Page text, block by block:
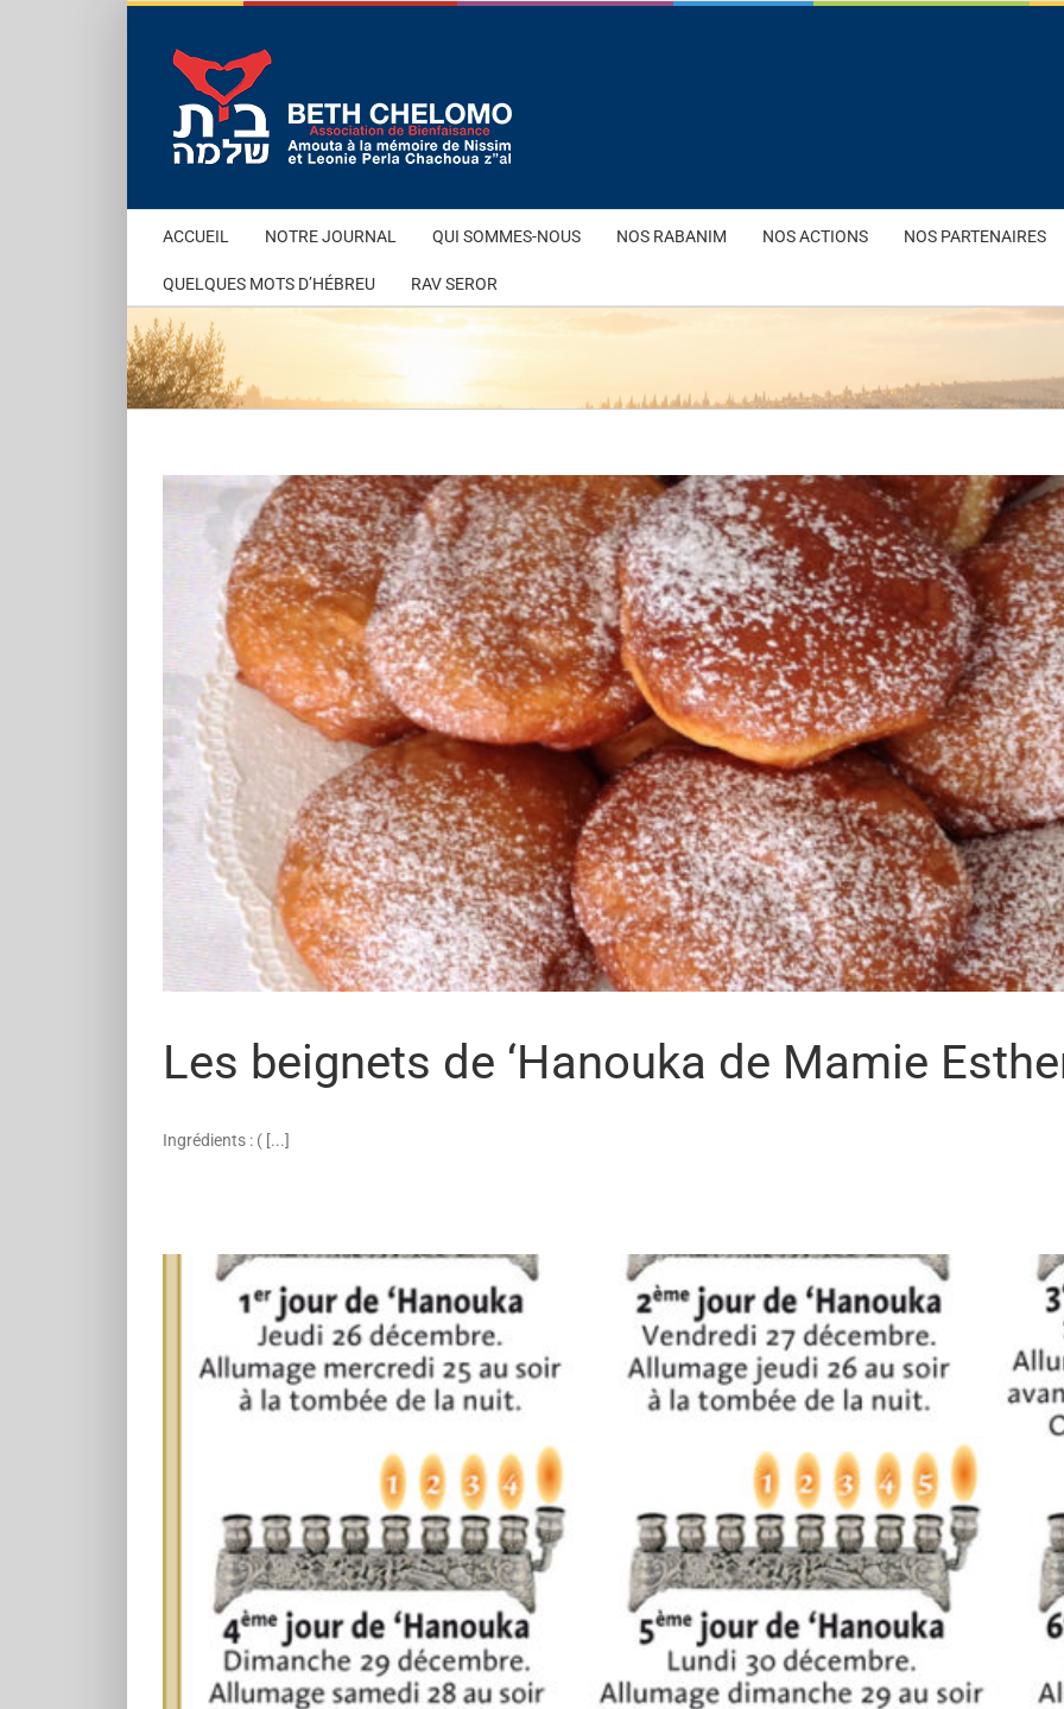
ACCUEIL NOTRE JOURNAL QUI SOMMES-NOUS NOS RABANIM NOS ACTIONS NOS PARTENAIRES
QUELQUES MOTS D’HÉBREU RAV SEROR
Les beignets de ‘Hanouka de Mamie
Ingrédients : ( [...]